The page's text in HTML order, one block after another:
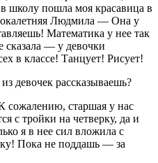
школу пошла моя красавица в
Людмила — Она у
Математика у нее так
сказала — у девочки
в классе! Танцует! Рисует!
девочек рассказываешь?
сожалению, старшая у нас
с тройки на четверку, да и
я в нее сил вложила с
Пока не поддашь — за